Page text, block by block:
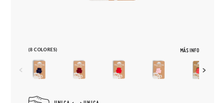
(8 COLORES) MÁS INFO